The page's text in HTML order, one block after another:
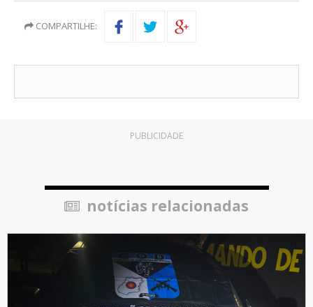
COMPARTILHE:
PUBLICIDADE
notícias relacionadas